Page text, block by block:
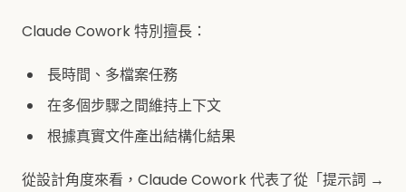
Claude Cowork 特別擅長：
長時間、多檔案任務
在多個步驟之間維持上下文
根據真實文件產出結構化結果
從設計角度來看，Claude Cowork 代表了從「提示詞 →